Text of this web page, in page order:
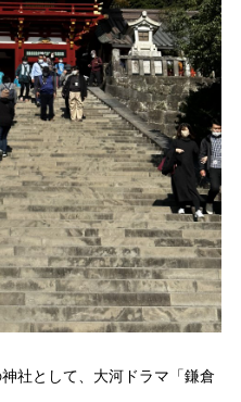
社として、大河ドラマ「鎌倉